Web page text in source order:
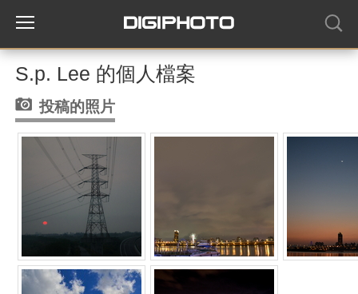
S.p. Lee 的個人檔案
投稿的照片